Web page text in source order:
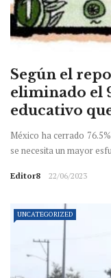
Según el
eliminado el
educativo
México ha cerrado
se necesita un mayor
Editor8 22/06/2023
UNCATEGORIZED